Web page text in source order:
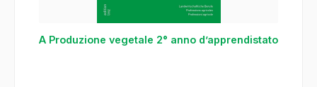
A Produzione vegetale 2° anno d’apprendistato